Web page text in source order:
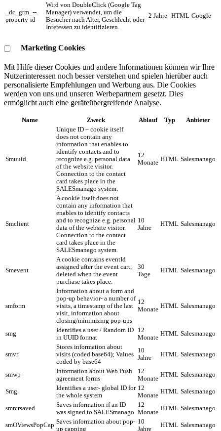
_dc_gtm_--
property-id--
Wird von DoubleClick (Google Tag
Manager) verwendet, um die
Besucher nach Alter, Geschlecht oder
Interessen zu identifizieren.
2 Jahre HTML Google
Marketing Cookies
Mit Hilfe dieser Cookies und andere Informationen können wir Ihre
Nutzerinteressen noch besser verstehen und spielen hierüber auch
personalisierte Empfehlungen und Werbung aus. ​Die Cookies
werden von uns und unseren Werbepartnern gesetzt. Dies
ermöglicht auch eine geräteübergreifende Analyse.
Name Zweck Ablauf Typ Anbieter
Smuuid
Unique ID – cookie itself
does not contain any
information that enables to
identify contacts and to
recognize e.g. personal data
of the website visitor.
Connection to the contact
card takes place in the
SALESmanago system.
12
Monate HTML Salesmanago
Smclient
A cookie itself does not
contain any information that
enables to identify contacts
and to recognize e.g. personal
data of the website visitor.
Connection to the contact
card takes place in the
SALESmanago system.
10
Jahre
HTML Salesmanago
Smevent
A cookie contains eventId
assigned after the event cart,
deleted when the event
purchase takes place.
30
Tage
HTML Salesmanago
smform
Information about a form and
pop-up behavior- a number of
visits, a timestamp of the last
visit, information about
closing/minimizing pop-ups
12
Monate HTML Salesmanago
smg
Identifies a user / Random ID
in UUID format
12
Monate
HTML Salesmanago
smvr
Stores information about
visits (coded base64); Values
coded by base64
10
Jahre
HTML Salesmanago
smwp
Information about Web Push
agreement forms
12
Monate
HTML Salesmanago
Smg
Identifies a user- global ID for
the whole system
12
Monate
HTML Salesmanago
smrcrsaved
Saves information if an ID
was signed to SALESmanago
12
Monate
HTML Salesmanago
smOViewsPopCap Saves information about pop-
up capping
10
Jahre
HTML Salesmanago